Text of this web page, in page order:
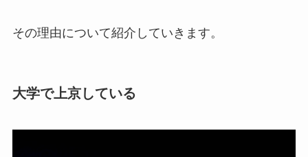
その理由について紹介していきます。
大学で上京している